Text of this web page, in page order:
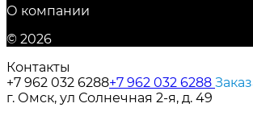
О компании
© 2026
Контакты
+7 962 032 6288+7 962 032 6288
г. Омск, ул Солнечная 2-я, д. 49